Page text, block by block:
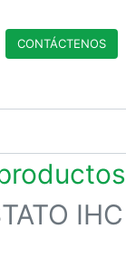
CONTÁCTENO​​​​S
IHC